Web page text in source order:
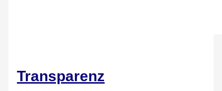
Transparenz